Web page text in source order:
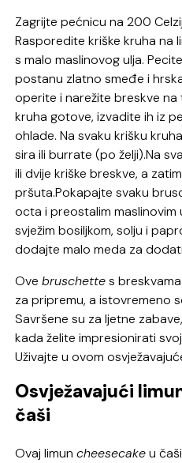
Zagrijte pećnicu na 200
Rasporedite kriške kruha na
s malo maslinovog ulja.
postanu zlatno smeđe i
operite i narežite breskve na
kruha gotove, izvadite ih iz
ohlade. Na svaku krišku
sira ili burrate (po želji).Na
ili dvije kriške breskve, a
pršuta.Pokapajte svaku
octa i preostalim maslinovim
svježim bosiljkom, solju i
dodajte malo meda za
Ovebruschettes
za pripremu, a istovremeno
Savršene su za ljetne
kada želite impresionirati
Uživajte u ovom
Osvježavajući
čaši
Ovaj limuncheesecakeu